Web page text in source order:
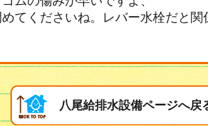
てくださいね。レバー水栓だと
八尾給排水設備ページへ戻